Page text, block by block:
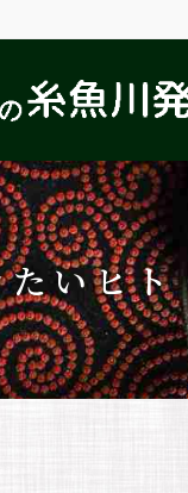
いヒ